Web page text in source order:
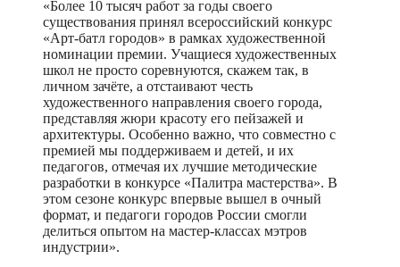
«Более 10 тысяч работ за годы своего
существования принял всероссийский конкурс
«Арт-батл городов» в рамках художественной
номинации премии. Учащиеся художественных
школ не просто соревнуются, скажем так, в
личном зачёте, а отстаивают честь
художественного направления своего города,
представляя жюри красоту его пейзажей и
архитектуры. Особенно важно, что совместно с
премией мы поддерживаем и детей, и их
педагогов, отмечая их лучшие методические
разработки в конкурсе «Палитра мастерства». В
этом сезоне конкурс впервые вышел в очный
формат, и педагоги городов России смогли
делиться опытом на мастер-классах мэтров
индустрии».